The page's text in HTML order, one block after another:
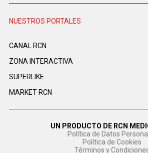
NUESTROS PORTALES
CANAL RCN
ZONA INTERACTIVA
SUPERLIKE
MARKET RCN
UN PRODUCTO DE RCN
Política de Datos
Política de Cookies
Términos y